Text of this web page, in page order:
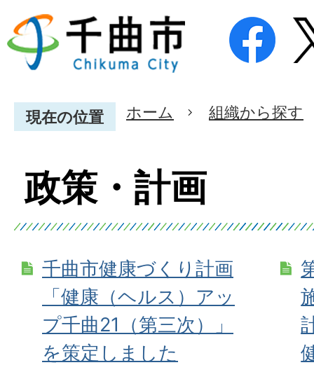
現在の位置 ホーム 組織から探す
政策・計画
千曲市健康づくり計画
「健康（ヘルス）アッ
プ千曲21（第三次）」
を策定しました